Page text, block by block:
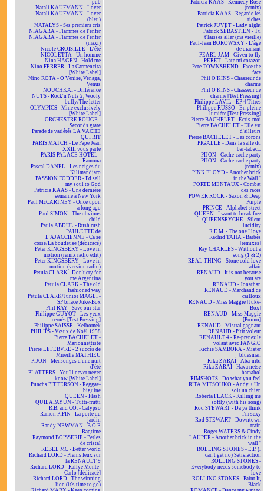
pub
Natali KAUFMANN - Lover
Natali KAUFMANN - Lover
(bleu)
NATALYS - Ses premiers cris
NIAGARA - Flammes de l'enfer
NIAGARA - Flammes de l'enfer
(maxi)
Nicole CROISILLE - L'été
NICOLETTA - Un homme
Nina HAGEN - Hold me
Nino FERRER - La Carmencita
[White Label]
Nino ROTA - O Venise, Venaga,
Venus
NOUCHKAÏ - Différence
NUTS - Rock'n'Nuts 2, Wooly
bully/The letter
OLYMPICS - Mine exclusively
[White Label]
ORCHESTRE ROUGE -
Seconds grate
Parade de variétés LA VACHE
QUI RIT
PARIS MATCH - Le Pape Jean
XXIII vous parle
PARIS PALACE HOTEL -
Ramona
Pascal DANEL - Les neiges du
Kilimandjaro
PASSION FODDER - I'd sell
my soul to God
Patricia KAAS - Une dernière
semaine à New York
Paul McCARTNEY - Once upon
a long ago
Paul SIMON - The obvious
child
Paula ABDUL - Rush rush
PAULETTE de
L'AJACCIENNE - Ça se
corse/La boudeuse (dédicacé)
Peter KINGSBERY - Love in
motion (remix radio edit)
Peter KINGSBERY - Love in
motion (version radio)
Petula CLARK - Don't cry for
me Argentina
Petula CLARK - The old
fashioned way
Petula CLARK/Junior MAGLI -
SP biface Juke-Box
Phil RAY - Save our star
Philippe GUYOT - Les yeux
cernés [Test Pressing]
Philippe SAISSE - Kelbomek
PHILIPS - Vœux de Noël 1958
Pierre BACHELET -
Marionnettiste
Pierre LEFEBVRE - 2 succès de
Mireille MATHIEU
PIJON - Mensonges d'une nuit
d'été
PLATTERS - You'll never never
know [White Label]
Punchs PITTERSON - Reggae-
biguine
QUEEN - Flash
QUILAPAYUN - Tutti-frutti
R.B. and CO. - Calypso
Ramon PIPIN - La porte du
jardin
Randy NEWMAN - B.O.F.
Ragtime
Raymond BOISSERIE - Perles
de cristal
REBEL MC - Better world
Richard LORD - Pleins feux sur
la RENAULT 9
Richard LORD - Rallye Monte-
Carlo [dédicacé]
Richard LORD - The winning
lion (it's time to go)
Patricia KAAS - Kennedy Rose
(remix)
Patricia KAAS - Regarde les
riches
Patrick JUVET - Lady night
Patrick SÉBASTIEN - Tu
t'laisses aller (ma vieille)
Paul-Jean BOROWSKY - L'âge
de diamant
PEARL JAM - Given to fly
PERET - Late mi corazon
Pete TOWNSHEND - Face the
face
Phil O'KINS - Chasseur de
charme
Phil O'KINS - Chasseur de
charme [Test Pressing]
Philippe LAVIL - EP 4 Titres
Philippe RUSSO - En pleine
lumière [Test Pressing]
Pierre BACHELET - Écris-moi
Pierre BACHELET - Elle est
d'ailleurs
Pierre BACHELET - Les corons
PIGALLE - Dans la salle du
bar-tabac...
PIJON - Cache-cache party
PIJON - Cache-cache party
(remix)
PINK FLOYD - Another brick
in the Wall ²
PORTE MENTAUX - Combat
des races
POWER ROCK - Saxon & Deep
Purple
PRINCE - Alphabet street
QUEEN - I want to break free
QUEENSRYCHE - Silent
lucidity
R.E.M. - The one I love
Rachid TAHA - Barbès
[remixes]
Ray CHARLES - Without a
song (1 & 2)
REAL THING - Stone cold love
affair
RENAUD - It is not because
you are
RENAUD - Jonathan
RENAUD - Marchand de
cailloux
RENAUD - Miss Maggie [Juke-
Box]
RENAUD - Miss Maggie
[Promo]
RENAUD - Mistral gagnant
RENAUD - P'tit voleur
RENAULT 4 - Re-prenez le
volant avec FANGIO
Richie SAMBORA - Mister
bluesman
Rika ZARAÏ - Aba-nibi
Rika ZARAÏ - Hava netse
bamahol
RIMSHOTS - Do what you feel
RITA MITSOUKO - Andy + Un
soir un chien
Roberta FLACK - Killing me
softly (with his song)
Rod STEWART - Da ya think
I'm sexy
Rod STEWART - Downtown
train
Roger WATERS & Cindy
LAUPER - Another brick in the
wall ²
ROLLING STONES - E.P. (I
can't get no) Satisfaction
ROLLING STONES -
Everybody needs somebody to
love
ROLLING STONES - Paint It,
Black